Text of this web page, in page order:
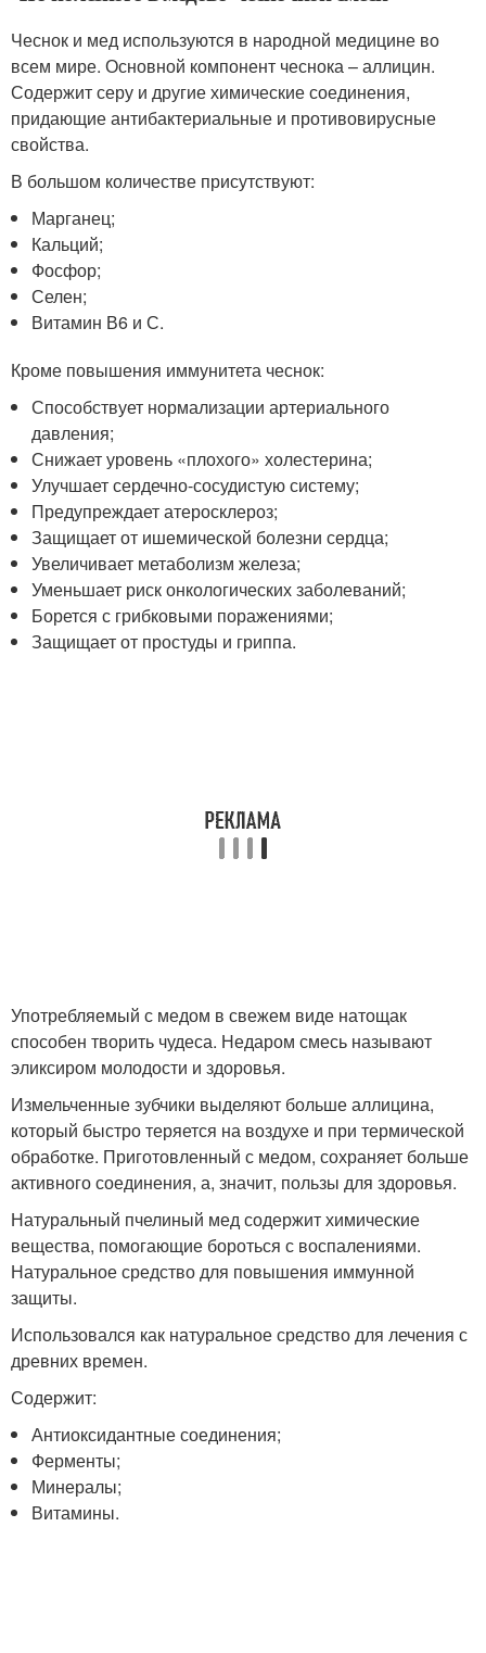
Чеснок и мед используются в народной медицине во
всем мире. Основной компонент чеснока – аллицин.
Содержит серу и другие химические соединения,
придающие антибактериальные и противовирусные
свойства.
В большом количестве присутствуют:
Марганец;
Кальций;
Фосфор;
Селен;
Витамин В6 и С.
Кроме повышения иммунитета чеснок:
Способствует нормализации артериального
давления;
Снижает уровень «плохого» холестерина;
Улучшает сердечно-сосудистую систему;
Предупреждает атеросклероз;
Защищает от ишемической болезни сердца;
Увеличивает метаболизм железа;
Уменьшает риск онкологических заболеваний;
Борется с грибковыми поражениями;
Защищает от простуды и гриппа.
Употребляемый с медом в свежем виде натощак
способен творить чудеса. Недаром смесь называют
эликсиром молодости и здоровья.
Измельченные зубчики выделяют больше аллицина,
который быстро теряется на воздухе и при термической
обработке. Приготовленный с медом, сохраняет больше
активного соединения, а, значит, пользы для здоровья.
Натуральный пчелиный мед содержит химические
вещества, помогающие бороться с воспалениями.
Натуральное средство для повышения иммунной
защиты.
Использовался как натуральное средство для лечения с
древних времен.
Содержит:
Антиоксидантные соединения;
Ферменты;
Минералы;
Витамины.